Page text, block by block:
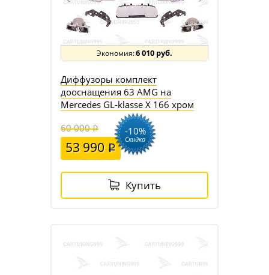
6 010 руб.
Диффузоры комплект
дооснащения 63 AMG на
Mercedes GL-klasse X 166 хром
60 000
53 990
-10%
Скидка
Купить